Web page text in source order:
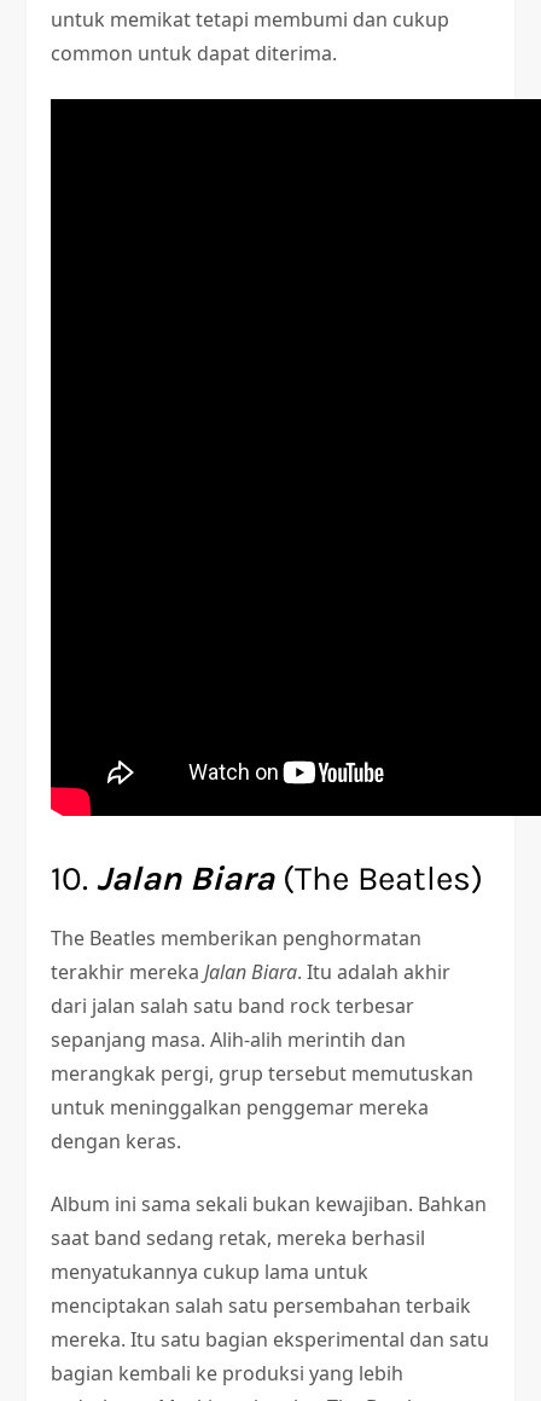
untuk memikat tetapi membumi dan cukup
common untuk dapat diterima.
10.Jalan Biara(The Beatles)
The Beatles memberikan penghormatan
terakhir merekaJalan Biara. Itu adalah akhir
dari jalan salah satu band rock terbesar
sepanjang masa. Alih-alih merintih dan
merangkak pergi, grup tersebut memutuskan
untuk meninggalkan penggemar mereka
dengan keras.
Album ini sama sekali bukan kewajiban. Bahkan
saat band sedang retak, mereka berhasil
menyatukannya cukup lama untuk
menciptakan salah satu persembahan terbaik
mereka. Itu satu bagian eksperimental dan satu
bagian kembali ke produksi yang lebih